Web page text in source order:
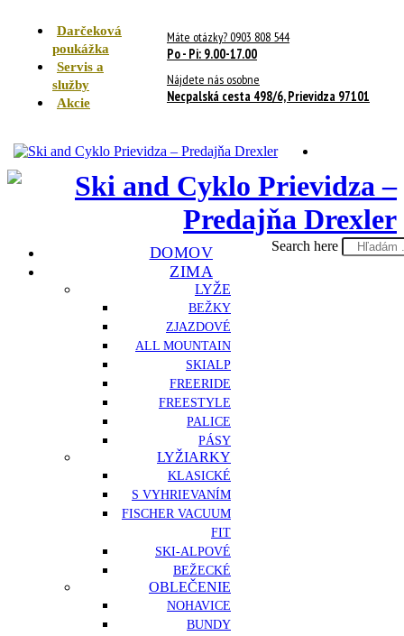
Darčeková
poukážka
Servis a
služby
Akcie
Máte otázky? 0903 808 544
Po - Pi: 9.00-17.00
Nájdete nás osobne
Necpalská cesta 498/6, Prievidza 97101
DOMOV
ZIMA
LYŽE
BEŽKY
ZJAZDOVÉ
ALL MOUNTAIN
SKIALP
FREERIDE
FREESTYLE
PALICE
PÁSY
LYŽIARKY
KLASICKÉ
S VYHRIEVANÍM
FISCHER VACUUM
FIT
SKI-ALPOVÉ
BEŽECKÉ
OBLEČENIE
NOHAVICE
BUNDY
Search here